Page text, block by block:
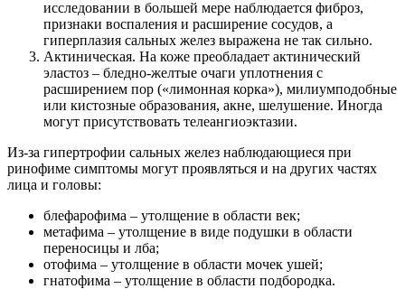
исследовании в большей мере наблюдается фиброз,
признаки воспаления и расширение сосудов, а
гиперплазия сальных желез выражена не так сильно.
Актиническая. На коже преобладает актинический
эластоз – бледно-желтые очаги уплотнения с
расширением пор («лимонная корка»), милиумподобные
или кистозные образования, акне, шелушение. Иногда
могут присутствовать телеангиоэктазии.
Из-за гипертрофии сальных желез наблюдающиеся при
ринофиме симптомы могут проявляться и на других частях
лица и головы:
блефарофима – утолщение в области век;
метафима – утолщение в виде подушки в области
переносицы и лба;
отофима – утолщение в области мочек ушей;
гнатофима – утолщение в области подбородка.